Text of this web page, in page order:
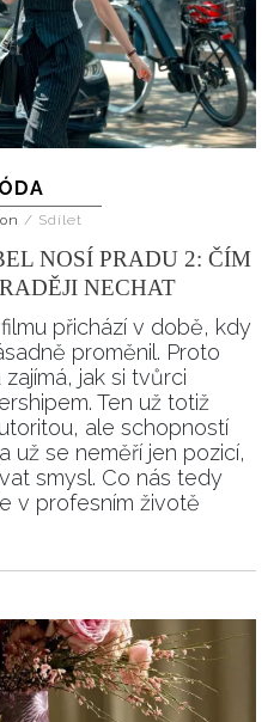
/ Sdílet
NOSÍ PRADU 2: ČÍM
NECHAT
přichází v době, kdy
proměnil. Proto
jak si tvůrci
Ten už totiž
ale schopností
už se neměří jen pozicí,
smysl. Co nás tedy
v profesním životě